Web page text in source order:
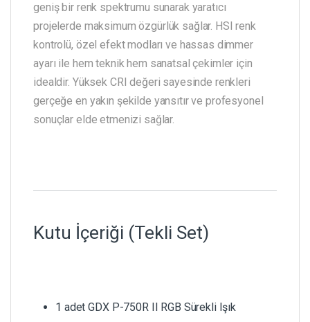
geniş bir renk spektrumu sunarak yaratıcı
projelerde maksimum özgürlük sağlar. HSI renk
kontrolü, özel efekt modları ve hassas dimmer
ayarı ile hem teknik hem sanatsal çekimler için
idealdir. Yüksek CRI değeri sayesinde renkleri
gerçeğe en yakın şekilde yansıtır ve profesyonel
sonuçlar elde etmenizi sağlar.
Kutu İçeriği (Tekli Set)
1 adet GDX P-750R II RGB Sürekli Işık